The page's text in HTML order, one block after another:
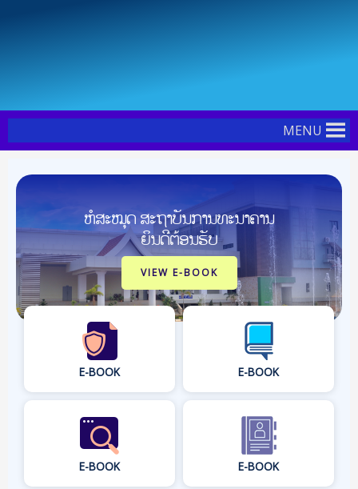
MENU
ຫໍສະໝຸດ ສະຖາບັນການທະນາຄານ
ຍິນດີຕ້ອນຮັບ
VIEW E-BOOK
E-BOOK E-BOOK
E-BOOK E-BOOK